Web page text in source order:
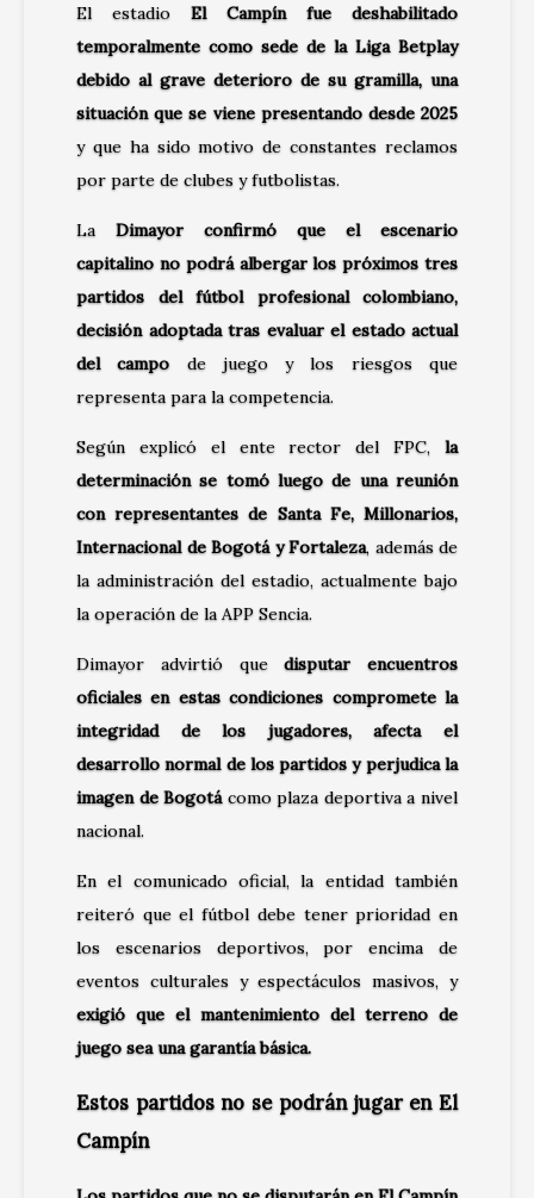
El estadio El Campín fue deshabilitado
temporalmente como sede de la Liga Betplay
debido al grave deterioro de su gramilla, una
situación que se viene presentando desde 2025
y que ha sido motivo de constantes reclamos
por parte de clubes y futbolistas.
La Dimayor confirmó que el escenario
capitalino no podrá albergar los próximos tres
partidos del fútbol profesional colombiano,
decisión adoptada tras evaluar el estado actual
del campo de juego y los riesgos que
representa para la competencia.
Según explicó el ente rector del FPC, la
determinación se tomó luego de una reunión
con representantes de Santa Fe, Millonarios,
Internacional de Bogotá y Fortaleza, además de
la administración del estadio, actualmente bajo
la operación de la APP Sencia.
Dimayor advirtió quedisputar encuentros
oficiales en estas condiciones compromete la
integridad de los jugadores, afecta el
desarrollo normal de los partidos y perjudica la
imagen de Bogotácomo plaza deportiva a nivel
nacional.
En el comunicado oficial, la entidad también
reiteró que el fútbol debe tener prioridad en
los escenarios deportivos, por encima de
eventos culturales y espectáculos masivos, y
exigió que el mantenimiento del terreno de
juego sea una garantía básica.
Estos partidos no se podrán jugar en El
Campín